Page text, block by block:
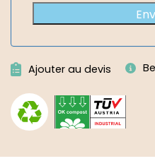
Ajouter au devis